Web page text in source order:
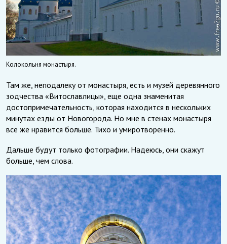
Колокольня монастыря.
Там же, неподалеку от монастыря, есть и музей деревянного
зодчества «Витославлицы», еще одна знаменитая
достопримечательность, которая находится в нескольких
минутах езды от Новогорода. Но мне в стенах монастыря
все же нравится больше. Тихо и умиротворенно.
Дальше будут только фотографии. Надеюсь, они скажут
больше, чем слова.